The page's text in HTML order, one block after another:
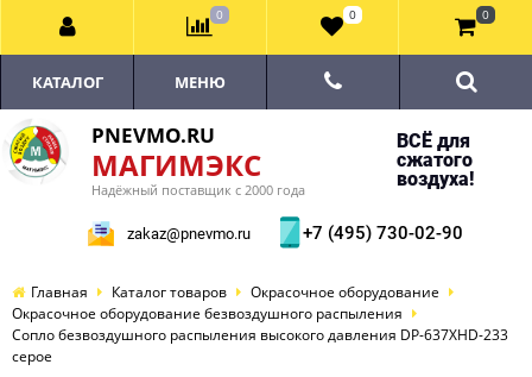
PNEVMO.RU
МАГИМЭКС
Надёжный поставщик с 2000 года
ВСЁ для
сжатого
воздуха!
zakaz@pnevmo.ru +7 (495) 730-02-90
КАТАЛОГ МЕНЮ
Главная Каталог товаров
Окрасочное оборудование
Окрасочное оборудование безвоздушного распыления
Сопло безвоздушного распыления высокого давления DP-637XHD-233
серое
0 0 0